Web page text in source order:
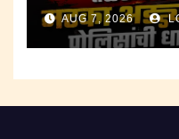
AUG 7, 2026